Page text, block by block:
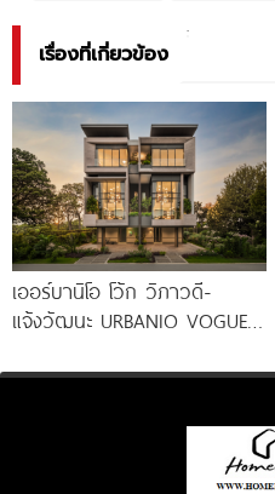
เรื่องที่เกี่ยวข้อง
เออร์บานิโอ โว้ก วิภาวดี-
แจ้งวัฒนะ URBANIO VOGUE
วิลล่าหรูพร้อมลิฟต์ บนทำเล